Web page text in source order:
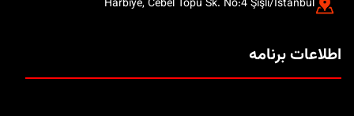
Harbiye, Cebel Topu Sk. No:4 Şişli/İstanbul
اطلاعات برنامه